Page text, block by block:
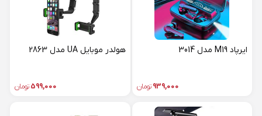
ایرپاد M19 مدل 3014
939,000 تومان
هولدر موبایل UA مدل 2863
599,000تومان